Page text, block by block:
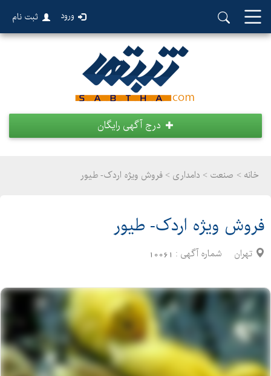
ورود ثبت نام
درج آگهی رایگان
خانه > صنعت > دامداری > فروش ویژه اردک- طیور
فروش ویژه اردک- طیور
تهران شماره آگهی : 10061